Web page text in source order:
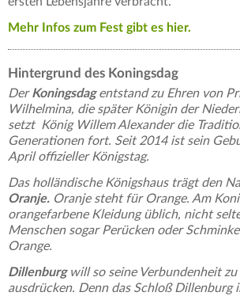
Mehr Infos zum Fest gibt es hier.
Hintergrund des Koningsdag
DerKoningsdagentstand zu Ehren von
Wilhelmina, die später Königin der
setzt König Willem Alexander die
Generationen fort. Seit 2014 ist sein
April offizieller Königstag.
Das holländische Königshaus trägt den
Oranje. Oranje steht für Orange. Am
orangefarbene Kleidung üblich, nicht
Menschen sogar Perücken oder
Orange.
Dillenburgwill so seine Verbundenheit zu
ausdrücken. Denn das Schloß Dillenburg